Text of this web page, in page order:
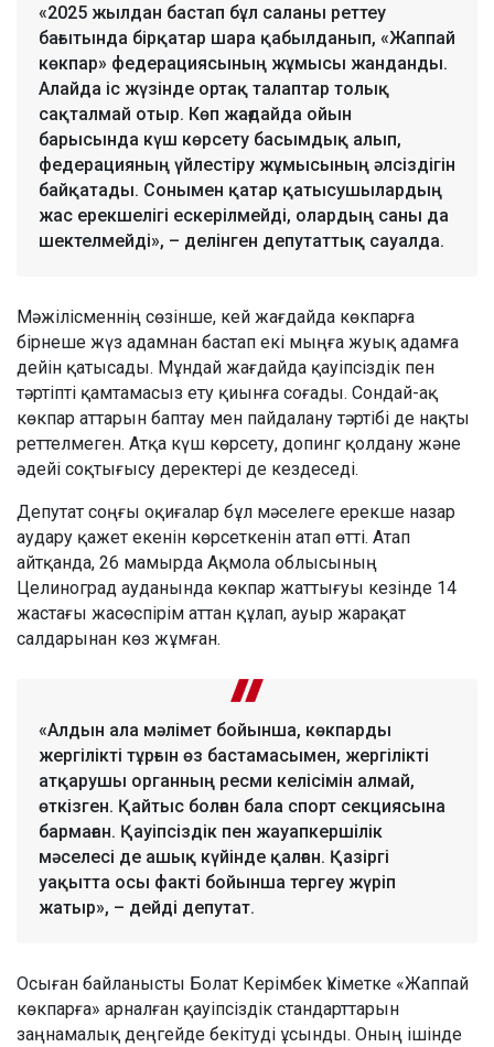
«2025 жылдан бастап бұл саланы реттеу
бағытында бірқатар шара қабылданып, «Жаппай
көкпар» федерациясының жұмысы жанданды.
Алайда іс жүзінде ортақ талаптар толық
сақталмай отыр. Көп жағдайда ойын
барысында күш көрсету басымдық алып,
федерацияның үйлестіру жұмысының әлсіздігін
байқатады. Сонымен қатар қатысушылардың
жас ерекшелігі ескерілмейді, олардың саны да
шектелмейді», – делінген депутаттық сауалда.
Мәжілісменнің сөзінше, кей жағдайда көкпарға
бірнеше жүз адамнан бастап екі мыңға жуық адамға
дейін қатысады. Мұндай жағдайда қауіпсіздік пен
тәртіпті қамтамасыз ету қиынға соғады. Сондай-ақ
көкпар аттарын баптау мен пайдалану тәртібі де нақты
реттелмеген. Атқа күш көрсету, допинг қолдану және
әдейі соқтығысу деректері де кездеседі.
Депутат соңғы оқиғалар бұл мәселеге ерекше назар
аудару қажет екенін көрсеткенін атап өтті. Атап
айтқанда, 26 мамырда Ақмола облысының
Целиноград ауданында көкпар жаттығуы кезінде 14
жастағы жасөспірім аттан құлап, ауыр жарақат
салдарынан көз жұмған.
«Алдын ала мәлімет бойынша, көкпарды
жергілікті тұрғын өз бастамасымен, жергілікті
атқарушы органның ресми келісімін алмай,
өткізген. Қайтыс болған бала спорт секциясына
бармаған. Қауіпсіздік пен жауапкершілік
мәселесі де ашық күйінде қалған. Қазіргі
уақытта осы факті бойынша тергеу жүріп
жатыр», – дейді депутат.
Осыған байланысты Болат Керімбек Үкіметке «Жаппай
көкпарға» арналған қауіпсіздік стандарттарын
заңнамалық деңгейде бекітуді ұсынды. Оның ішінде